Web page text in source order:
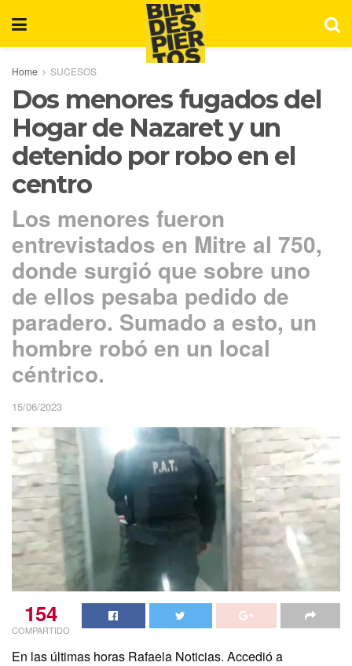
Home SUCESOS
Dos menores fugados del
Hogar de Nazaret y un
detenido por robo en el
centro
Los menores fueron
entrevistados en Mitre al 750,
donde surgió que sobre uno
de ellos pesaba pedido de
paradero. Sumado a esto, un
hombre robó en un local
céntrico.
15/06/2023
154
COMPARTIDO
En las últimas horas Rafaela Noticias. Accedió a